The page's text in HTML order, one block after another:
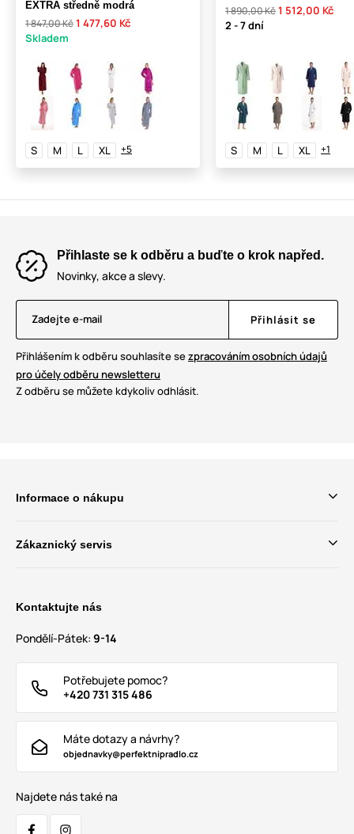
EXTRA středně modrá
1 847,00 Kč1 477,60 Kč
Skladem
S M L XL +5
1 890,00 Kč1 512,00 Kč
2 - 7 dní
S M L XL +1
Přihlaste se k odběru a buďte o krok napřed.
Novinky, akce a slevy.
Zadejte e-mail Přihlásit se
Přihlášením k odběru souhlasíte sezpracováním osobních údajů
pro účely odběru newsletteru
Z odběru se můžete kdykoliv odhlásit.
Informace o nákupu
Zákaznický servis
Kontaktujte nás
Pondělí-Pátek: 9-14
Potřebujete pomoc?
+420 731 315 486
Máte dotazy a návrhy?
objednavky@perfektnipradlo.cz
Najdete nás také na